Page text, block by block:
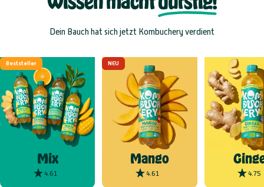
Dein Bauch hat sich jetzt Kombuchery verdient
Beststeller
Mix
4.61
NEU
Mango
4.61 4.75